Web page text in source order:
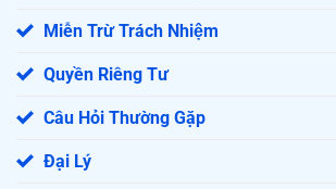
Miễn Trừ Trách Nhiệm
Quyền Riêng Tư
Câu Hỏi Thường Gặp
Đại Lý